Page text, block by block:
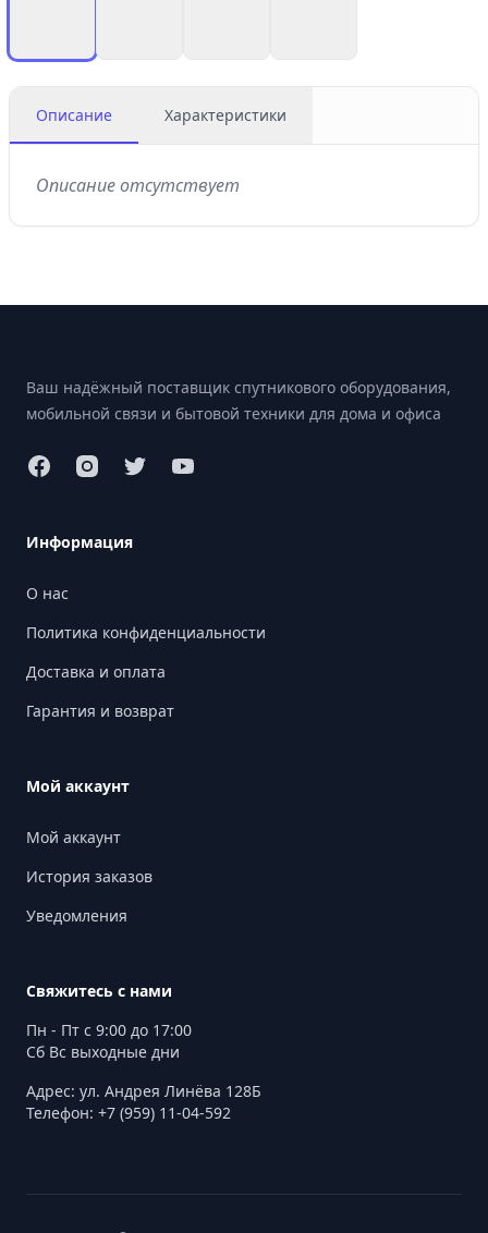
Описание Характеристики
Описание отсутствует
Ваш надёжный поставщик спутникового оборудования,
мобильной связи и бытовой техники для дома и офиса
Информация
О нас
Политика конфиденциальности
Доставка и оплата
Гарантия и возврат
Мой аккаунт
Мой аккаунт
История заказов
Уведомления
Свяжитесь с нами
Пн - Пт с 9:00 до 17:00
Сб Вс выходные дни
Адрес: ул. Андрея Линёва 128Б
Телефон: +7 (959) 11-04-592